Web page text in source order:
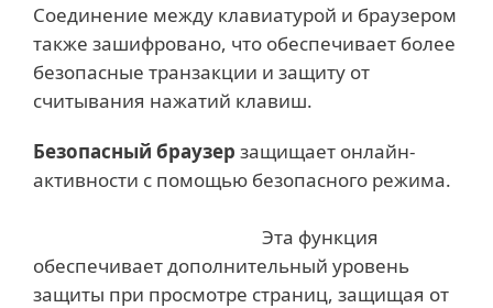
Соединение между клавиатурой и браузером
также зашифровано, что обеспечивает более
безопасные транзакции и защиту от
считывания нажатий клавиш.
Безопасный браузер защищает онлайн-
активности с помощью безопасного режима.
Эта функция
обеспечивает дополнительный уровень
защиты при просмотре страниц, защищая от